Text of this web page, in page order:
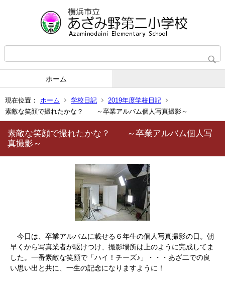
ホーム
現在位置： ホーム 学校日記
2019年度学校日記
素敵な笑顔で撮れたかな？ ～卒業アルバム個人写真撮影～
素敵な笑顔で撮れたかな？ ～卒業アルバム個人写
真撮影～
今日は、卒業アルバムに載せる６年生の個人写真撮影の日。朝
早くから写真業者が駆けつけ、撮影場所は上のように完成してま
した。一番素敵な笑顔で「ハイ！チーズ♪」・・・あざ二での良
い思い出と共に、一生の記念になりますように！